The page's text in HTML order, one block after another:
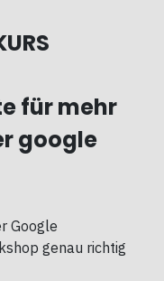
für mehr
google
Google
genau richtig